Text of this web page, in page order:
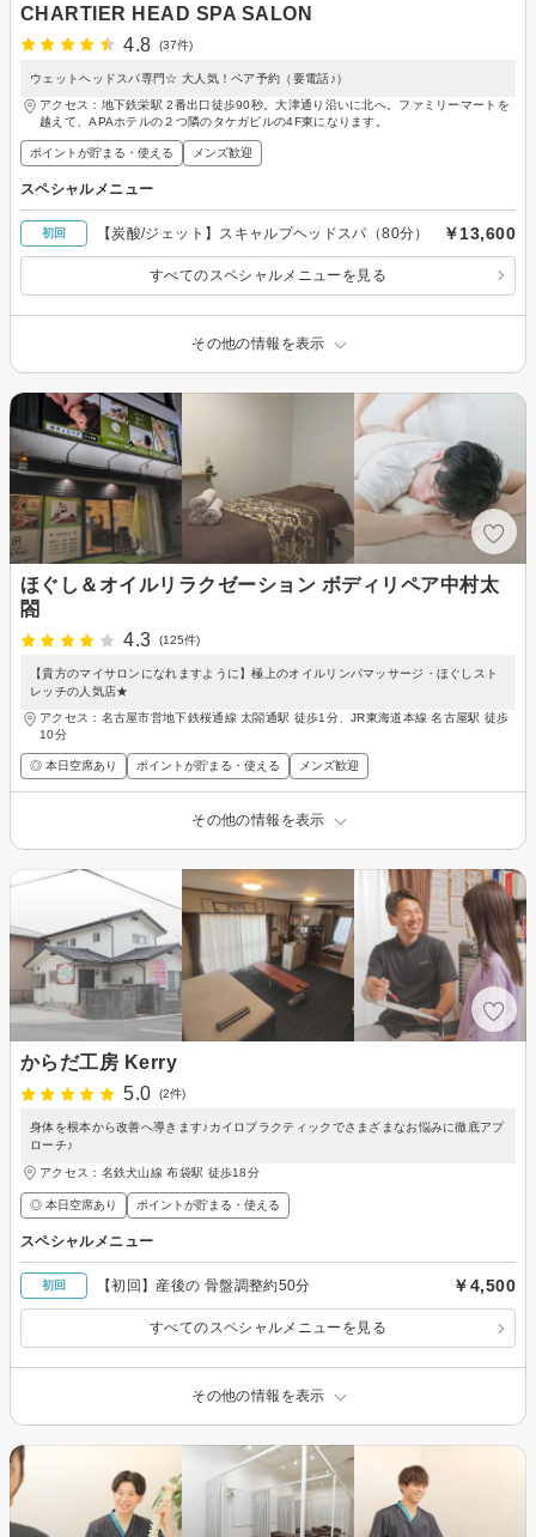
CHARTIER HEAD SPA SALON
4.8
(37件)
ウェットヘッドスパ専門☆ 大人気！ペア予約（要電話♪）
アクセス：地下鉄栄駅 2番出口徒歩90秒。大津通り沿いに北へ。ファミリーマートを
越えて、APAホテルの２つ隣のタケガビルの4F東になります。
ポイントが貯まる・使える メンズ歓迎
スペシャルメニュー
初回 【炭酸/ジェット】スキャルプヘッドスパ（80分） ￥13,600
すべてのスペシャルメニューを見る
その他の情報を表示
ほぐし＆オイルリラクゼーション ボディリペア中村太
閤
4.3
(125件)
【貴方のマイサロンになれますように】極上のオイルリンパマッサージ・ほぐしスト
レッチの人気店★
アクセス：名古屋市営地下鉄桜通線 太閤通駅 徒歩1分、JR東海道本線 名古屋駅 徒歩
10分
◎ 本日空席あり ポイントが貯まる・使える メンズ歓迎
その他の情報を表示
からだ工房 Kerry
5.0
(2件)
身体を根本から改善へ導きます♪カイロプラクティックでさまざまなお悩みに徹底アプ
ローチ♪
アクセス：名鉄犬山線 布袋駅 徒歩18分
◎ 本日空席あり ポイントが貯まる・使える
スペシャルメニュー
初回 【初回】産後の 骨盤調整約50分 ￥4,500
すべてのスペシャルメニューを見る
その他の情報を表示